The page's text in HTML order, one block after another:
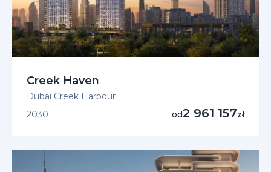
Creek Haven
Dubai Creek Harbour
2030
od2 961 157zł